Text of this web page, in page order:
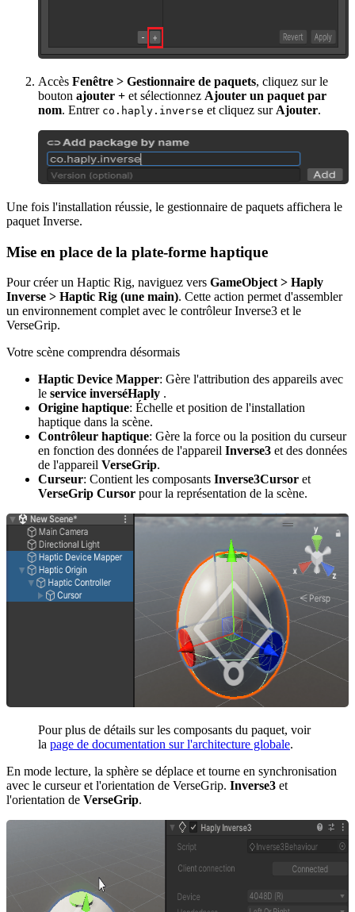
Accès Fenêtre > Gestionnaire de paquets, cliquez sur le
bouton ajouter + et sélectionnez Ajouter un paquet par
nom. Entrer co.haply.inverse et cliquez sur Ajouter.
Une fois l'installation réussie, le gestionnaire de paquets affichera le
paquet Inverse.
Mise en place de la plate-forme haptique
Pour créer un Haptic Rig, naviguez vers GameObject > Haply
Inverse > Haptic Rig (une main). Cette action permet d'assembler
un environnement complet avec le contrôleur Inverse3 et le
VerseGrip.
Votre scène comprendra désormais
Haptic Device Mapper: Gère l'attribution des appareils avec
le service inverséHaply .
Origine haptique: Échelle et position de l'installation
haptique dans la scène.
Contrôleur haptique: Gère la force ou la position du curseur
en fonction des données de l'appareil Inverse3 et des données
de l'appareil VerseGrip.
Curseur: Contient les composants Inverse3Cursor et
VerseGrip Cursor pour la représentation de la scène.
Pour plus de détails sur les composants du paquet, voir
la page de documentation sur l'architecture globale.
En mode lecture, la sphère se déplace et tourne en synchronisation
avec le curseur et l'orientation de VerseGrip. Inverse3 et
l'orientation de VerseGrip.